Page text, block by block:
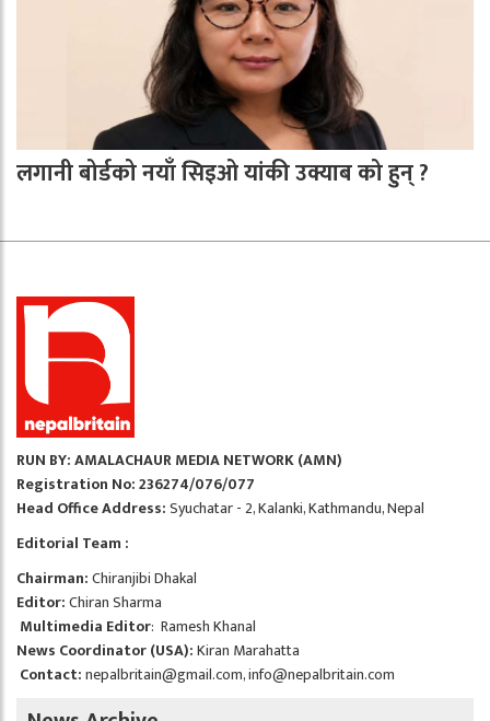
लगानी बोर्डको नयाँ सिइओ यांकी उक्याब को हुन् ?
RUN BY: AMALACHAUR MEDIA NETWORK (AMN)
Registration No: 236274/076/077
Head Office Address:Syuchatar - 2, Kalanki, Kathmandu, Nepal
Editorial Team :
Chairman:Chiranjibi Dhakal
Editor:Chiran Sharma
Multimedia Editor: Ramesh Khanal
News Coordinator (USA):Kiran Marahatta
Contact:nepalbritain@gmail.com,info@nepalbritain.com